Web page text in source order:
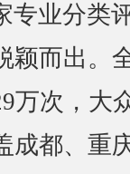
专业分类
颖而出。
万次，大
成都、重